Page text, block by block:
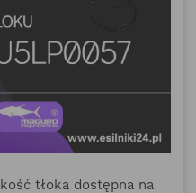
tłoka dostępna na